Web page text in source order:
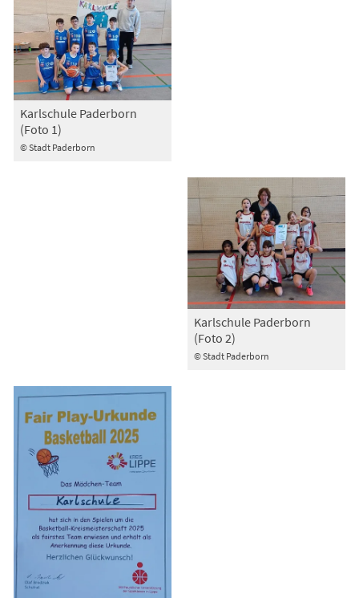
© Stadt Paderborn
Karlschule Paderborn
(Foto 1)
© Stadt Paderborn
Karlschule Paderborn
(Foto 2)